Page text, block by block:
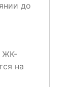
до
ЖК-
на